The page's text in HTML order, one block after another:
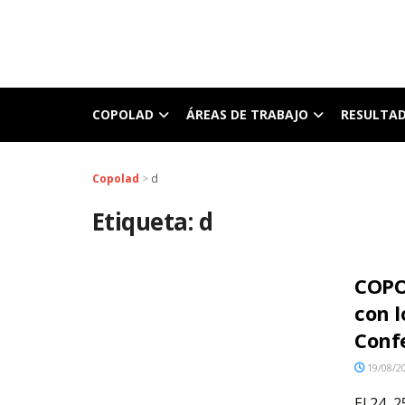
COPOLAD ÁREAS DE TRABAJO
Copolad > d
Etiqueta: d
con
19/08/